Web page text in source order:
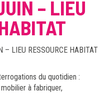
– LIEU
LIEU RESSOURCE HABITAT
du quotidien :
à fabriquer,